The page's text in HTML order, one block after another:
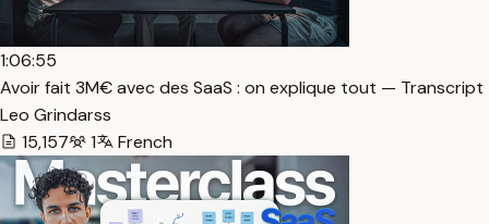
1:06:55
Avoir fait 3M€ avec des SaaS : on explique tout — Transcript
Leo Grindarss
15,157
1 French